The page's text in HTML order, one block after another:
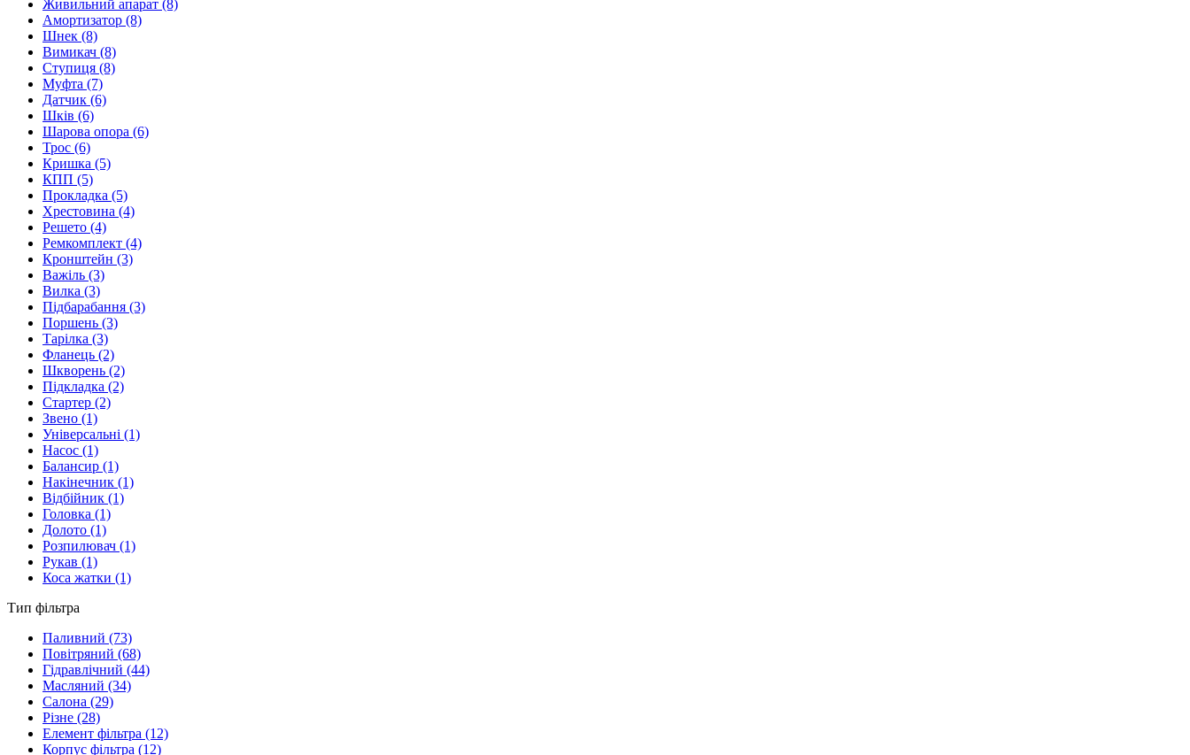
Живильний апарат (8)
Амортизатор (8)
Шнек (8)
Вимикач (8)
Ступиця (8)
Муфта (7)
Датчик (6)
Шків (6)
Шарова опора (6)
Трос (6)
Кришка (5)
КПП (5)
Прокладка (5)
Хрестовина (4)
Решето (4)
Ремкомплект (4)
Кронштейн (3)
Важіль (3)
Вилка (3)
Підбарабання (3)
Поршень (3)
Тарілка (3)
Фланець (2)
Шкворень (2)
Підкладка (2)
Стартер (2)
Звено (1)
Універсальні (1)
Насос (1)
Балансир (1)
Накінечник (1)
Відбійник (1)
Головка (1)
Долото (1)
Розпилювач (1)
Рукав (1)
Коса жатки (1)
Тип фільтра
Паливний (73)
Повітряний (68)
Гідравлічний (44)
Масляний (34)
Салона (29)
Різне (28)
Елемент фільтра (12)
Корпус фільтра (12)